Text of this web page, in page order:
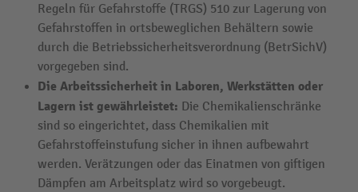
Regeln für Gefahrstoffe (TRGS) 510 zur Lagerung von
Gefahrstoffen in ortsbeweglichen Behältern sowie
durch die Betriebssicherheitsverordnung (BetrSichV)
vorgegeben sind.
Die Arbeitssicherheit in Laboren, Werkstätten oder
Lagern ist gewährleistet: Die Chemikalienschränke
sind so eingerichtet, dass Chemikalien mit
Gefahrstoffeinstufung sicher in ihnen aufbewahrt
werden. Verätzungen oder das Einatmen von giftigen
Dämpfen am Arbeitsplatz wird so vorgebeugt.